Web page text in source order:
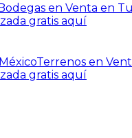
en Venta en
gratis aquí
Terrenos en
gratis aquí